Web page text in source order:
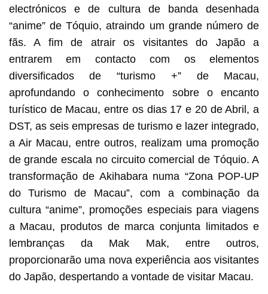
electrónicos e de cultura de banda desenhada
“anime” de Tóquio, atraindo um grande número de
fãs. A fim de atrair os visitantes do Japão a
entrarem em contacto com os elementos
diversificados de “turismo +” de Macau,
aprofundando o conhecimento sobre o encanto
turístico de Macau, entre os dias 17 e 20 de Abril, a
DST, as seis empresas de turismo e lazer integrado,
a Air Macau, entre outros, realizam uma promoção
de grande escala no circuito comercial de Tóquio. A
transformação de Akihabara numa “Zona POP-UP
do Turismo de Macau”, com a combinação da
cultura “anime”, promoções especiais para viagens
a Macau, produtos de marca conjunta limitados e
lembranças da Mak Mak, entre outros,
proporcionarão uma nova experiência aos visitantes
do Japão, despertando a vontade de visitar Macau.